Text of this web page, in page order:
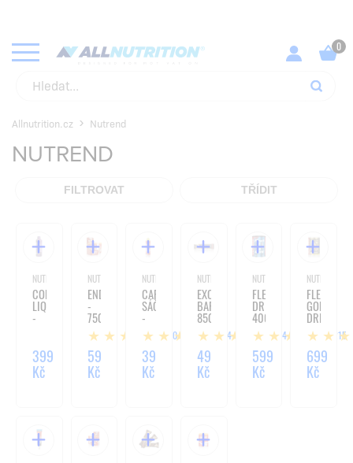
Allnutrition.cz Nutrend
NUTREND
FILTROVAT TŘÍDIT
NUTREND
COLLAGEN
LIQUID
-
399
Kč
NUTREND
ENDUROSNACK
-
75G
10
59
Kč
NUTREND
CARBOSNACK
SÁČEK
-
50G 14
39
Kč
NUTREND
EXCELENT
BAR
85G
85G 74
49
Kč
NUTREND
FLEXIT
DRINK
400G
215
599
Kč
NUTREND
FLEXIT
GOLD
DRINK
400G
699
Kč